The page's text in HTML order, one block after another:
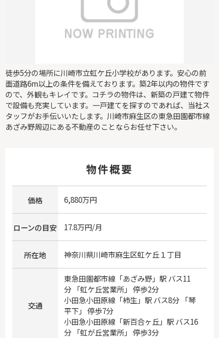
徒歩5分の場所に川崎市立虹ケ丘小学校があります。安心の前
面道路6m以上の条件を備えております。築2年以内の物件です
ので、外観もキレイです。コチラの物件は、新築の戸建て物件
で設備も充実しています。一戸建てを探すのであれば、当社ス
タッフがお手伝いいたします。川崎市麻生区の東急田園都市線
あざみ野周辺にある不動産のことならお任せ下さい。
物件概要
価格 6,880万円
ローンの目安 17.8万円/月
所在地 神奈川県川崎市麻生区虹ケ丘 １丁目
交通
東急田園都市線「あざみ野」駅 バス11
分 「虹ケ丘営業所」 停歩2分
小田急小田原線「柿生 」駅 バス8分 「琴
平下」 停歩7分
小田急小田原線「新百合ヶ丘 」駅 バス16
分 「虹が丘営業所」 停歩3分